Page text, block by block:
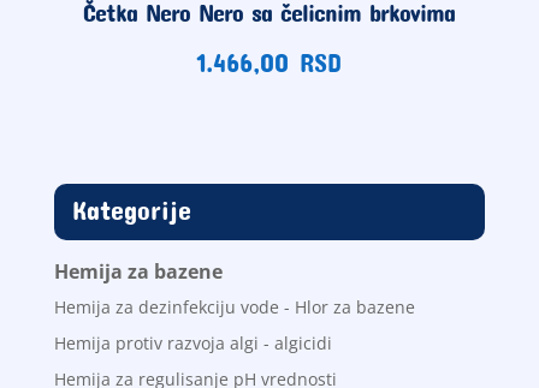
Četka Nero Nero sa čelicnim brkovima
1.466,00 RSD
Kategorije
Hemija za bazene
Hemija za dezinfekciju vode - Hlor za bazene
Hemija protiv razvoja algi - algicidi
Hemija za regulisanje pH vrednosti